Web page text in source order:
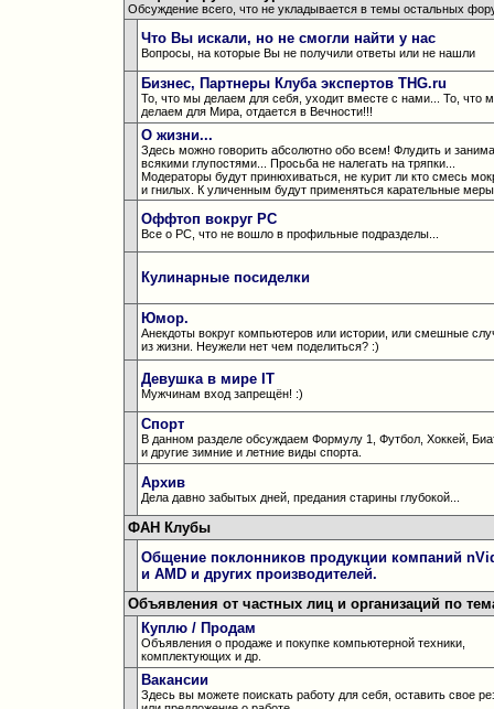
Обсуждение всего, что не укладывается в темы остальных
Что Вы искали, но не смогли найти у нас
Вопросы, на которые Вы не получили ответы или не нашли
Бизнес, Партнеры Клуба экспертов THG.ru
То, что мы делаем для себя, уходит вместе с нами... То, что
делаем для Мира, отдается в Вечности!!!
О жизни...
Здесь можно говорить абсолютно обо всем! Флудить и
всякими глупостями... Просьба не налегать на тряпки...
Модераторы будут принюхиваться, не курит ли кто смесь
и гнилых. К уличенным будут применяться карательные
Оффтоп вокруг РС
Все о РС, что не вошло в профильные подразделы...
Кулинарные посиделки
Юмор.
Анекдоты вокруг компьютеров или истории, или смешные
из жизни. Неужели нет чем поделиться? :)
Девушка в мире IT
Мужчинам вход запрещён! :)
Спорт
В данном разделе обсуждаем Формулу 1, Футбол, Хоккей,
и другие зимние и летние виды спорта.
Архив
Дела давно забытых дней, предания старины глубокой...
ФАН Клубы
Общение поклонников продукции компаний
и AMD и других производителей.
Объявления от частных лиц и организаций по
Куплю / Продам
Объявления о продаже и покупке компьютерной техники,
комплектующих и др.
Вакансии
Здесь вы можете поискать работу для себя, оставить свое